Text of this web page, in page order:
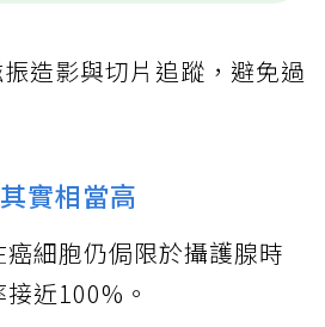
造影與切片追蹤，避免過
實相當高
細胞仍侷限於攝護腺時
近100%。